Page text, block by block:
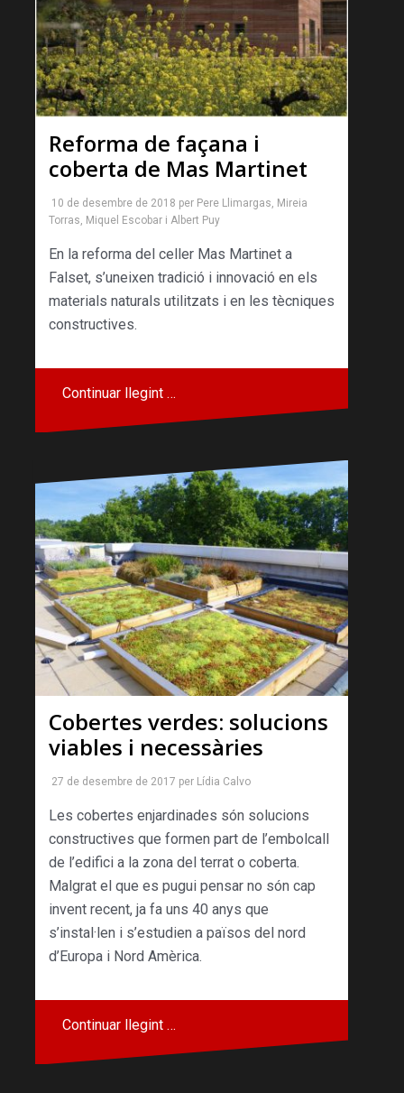
Reforma de façana i
coberta de Mas Martinet
10 de desembre de 2018 per Pere Llimargas, Mireia
Torras, Miquel Escobar i Albert Puy
En la reforma del celler Mas Martinet a
Falset, s’uneixen tradició i innovació en els
materials naturals utilitzats i en les tècniques
constructives.
Continuar llegint …
Cobertes verdes: solucions
viables i necessàries
27 de desembre de 2017 per Lídia Calvo
Les cobertes enjardinades són solucions
constructives que formen part de l’embolcall
de l’edifici a la zona del terrat o coberta.
Malgrat el que es pugui pensar no són cap
invent recent, ja fa uns 40 anys que
s’instal·len i s’estudien a països del nord
d’Europa i Nord Amèrica.
Continuar llegint …